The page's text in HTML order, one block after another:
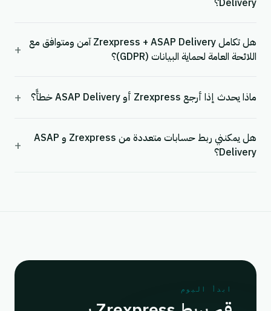
Delivery؟
هل تكامل Zrexpress + ASAP Delivery آمن ومتوافق مع
اللائحة العامة لحماية البيانات (GDPR)؟
+
ماذا يحدث إذا أرجع Zrexpress أو ASAP Delivery خطأً؟ +
هل يمكنني ربط حسابات متعددة من Zrexpress و ASAP
Delivery؟
+
ابدأ اليوم